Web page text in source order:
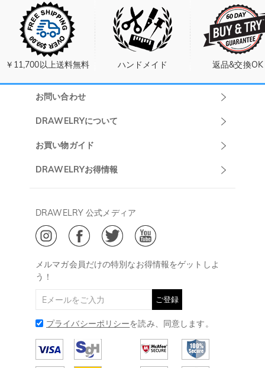
￥11,700以上送料無料 ハンドメイド 返品&交換OK
お問い合わせ
DRAWELRYについて
DRAWELRYについて
ご利用規約
ご特定商取引法に基づく表示
お買い物ガイド
発送について
ジュエリーお手入れ
Drawelry Blog
DRAWELRYお得情報
会員・ポイントについて
メルマガ会員だけの特別なお得情報をゲットしよ
う！
ご登録
プライバシーポリシーを読み、同意します。
DRAWELRY 公式メディア